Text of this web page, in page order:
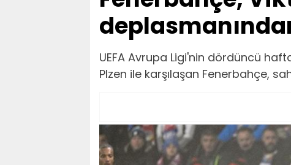
UEFA Avrupa Ligi'nin dördüncü
Plzen ile karşılaşan Fenerbahçe,